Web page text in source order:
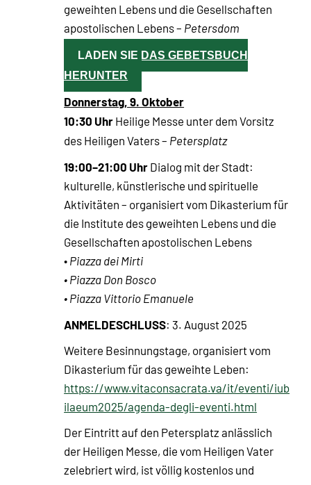
geweihten Lebens und die Gesellschaften
apostolischen Lebens – Petersdom
LADEN SIE DAS GEBETSBUCH
HERUNTER
Donnerstag, 9. Oktober
10:30 UhrHeilige Messe unter dem Vorsitz
des Heiligen Vaters – Petersplatz
19:00–21:00 UhrDialog mit der Stadt:
kulturelle, künstlerische und spirituelle
Aktivitäten – organisiert vom Dikasterium für
die Institute des geweihten Lebens und die
Gesellschaften apostolischen Lebens
•Piazza dei Mirti
• Piazza Don Bosco
• Piazza Vittorio Emanuele
ANMELDESCHLUSS: 3. August 2025
Weitere Besinnungstage, organisiert vom
Dikasterium für das geweihte Leben:
https://www.vitaconsacrata.va/it/eventi/iub
ilaeum2025/agenda-degli-eventi.html
Der Eintritt auf den Petersplatz anlässlich
der Heiligen Messe, die vom Heiligen Vater
zelebriert wird, ist völlig kostenlos und